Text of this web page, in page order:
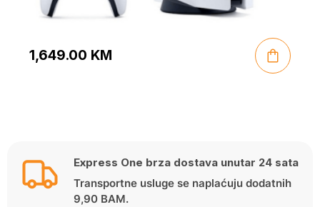
1,649.00 KM
Express One brza dostava unutar 24 sata
Transportne usluge se naplaćuju dodatnih
9,90 BAM.